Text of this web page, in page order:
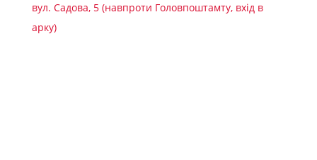
вул. Садова, 5 (навпроти Головпоштамту, вхід в
арку)